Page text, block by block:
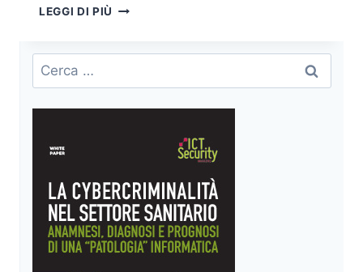
LEGGI DI PIÙ NUOVO
DI
PAUSA
ESTIVA
CYBERCRIME,
LUGLIO
E
SETTEMBRE
CALANO
Ricerca
per: